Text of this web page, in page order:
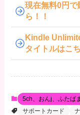
現在無料0円
ら！！
Kindle
タイトルはこ
5ch、おんj、ふたば
サポートカード